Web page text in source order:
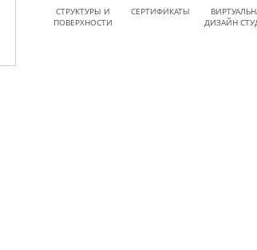
СТРУКТУРЫ И
ПОВЕРХНОСТИ
СЕРТИФИКАТЫ
ДИЗАЙН